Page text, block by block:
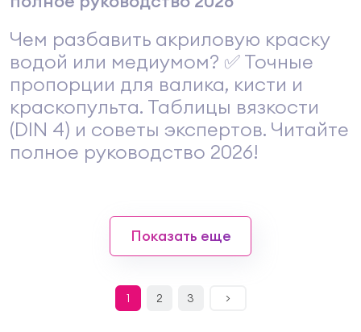
Чем разбавить акриловую краску
водой или медиумом? ✅ Точные
пропорции для валика, кисти и
краскопульта. Таблицы вязкости
(DIN 4) и советы экспертов. Читайте
полное руководство 2026!
Показать еще
1 2 3 >